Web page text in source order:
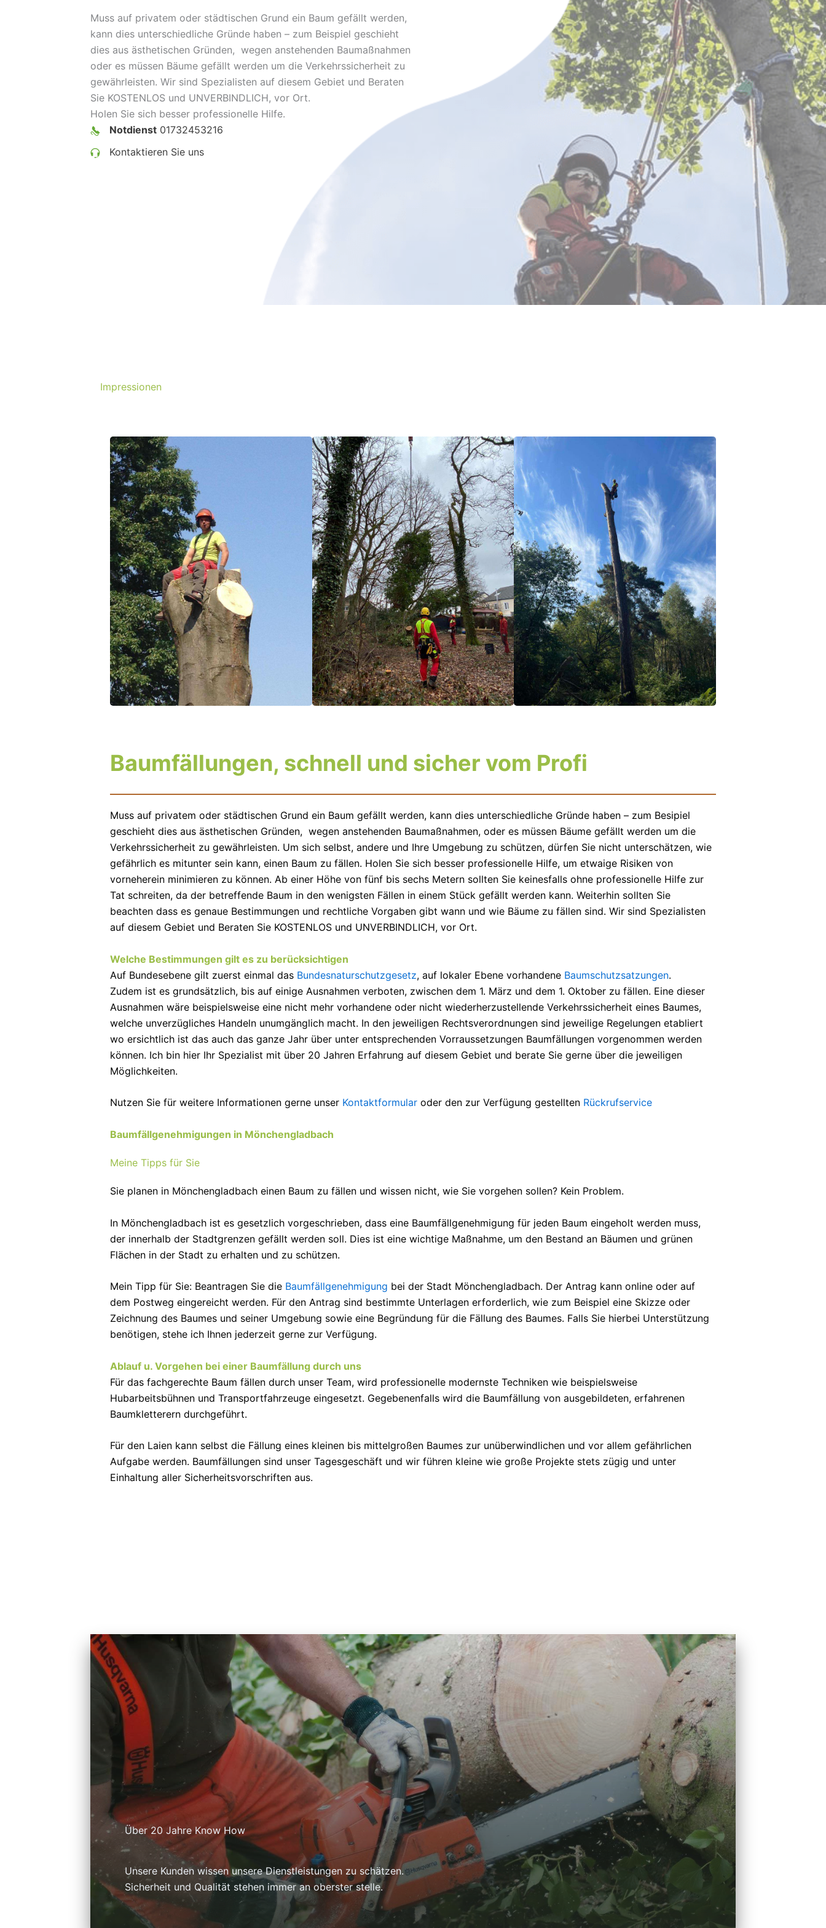
Muss auf privatem oder städtischen Grund ein Baum gefällt werden,
kann dies unterschiedliche Gründe haben – zum Beispiel geschieht
dies aus ästhetischen Gründen, wegen anstehenden Baumaßnahmen
oder es müssen Bäume gefällt werden um die Verkehrssicherheit zu
gewährleisten. Wir sind Spezialisten auf diesem Gebiet und Beraten
Sie KOSTENLOS und UNVERBINDLICH, vor Ort.
Holen Sie sich besser professionelle Hilfe.
Notdienst 01732453216
Kontaktieren Sie uns
Impressionen
Baumfällungen, schnell und sicher vom Profi
Muss auf privatem oder städtischen Grund ein Baum gefällt werden, kann dies unterschiedliche Gründe haben – zum Besipiel
geschieht dies aus ästhetischen Gründen, wegen anstehenden Baumaßnahmen, oder es müssen Bäume gefällt werden um die
Verkehrssicherheit zu gewährleisten. Um sich selbst, andere und Ihre Umgebung zu schützen, dürfen Sie nicht unterschätzen, wie
gefährlich es mitunter sein kann, einen Baum zu fällen. Holen Sie sich besser professionelle Hilfe, um etwaige Risiken von
vorneherein minimieren zu können. Ab einer Höhe von fünf bis sechs Metern sollten Sie keinesfalls ohne professionelle Hilfe zur
Tat schreiten, da der betreffende Baum in den wenigsten Fällen in einem Stück gefällt werden kann. Weiterhin sollten Sie
beachten dass es genaue Bestimmungen und rechtliche Vorgaben gibt wann und wie Bäume zu fällen sind. Wir sind Spezialisten
auf diesem Gebiet und Beraten Sie KOSTENLOS und UNVERBINDLICH, vor Ort.
Welche Bestimmungen gilt es zu berücksichtigen
Auf Bundesebene gilt zuerst einmal das Bundesnaturschutzgesetz, auf lokaler Ebene vorhandene Baumschutzsatzungen.
Zudem ist es grundsätzlich, bis auf einige Ausnahmen verboten, zwischen dem 1. März und dem 1. Oktober zu fällen. Eine dieser
Ausnahmen wäre beispielsweise eine nicht mehr vorhandene oder nicht wiederherzustellende Verkehrssicherheit eines Baumes,
welche unverzügliches Handeln unumgänglich macht. In den jeweiligen Rechtsverordnungen sind jeweilige Regelungen etabliert
wo ersichtlich ist das auch das ganze Jahr über unter entsprechenden Vorraussetzungen Baumfällungen vorgenommen werden
können. Ich bin hier Ihr Spezialist mit über 20 Jahren Erfahrung auf diesem Gebiet und berate Sie gerne über die jeweiligen
Möglichkeiten.
Nutzen Sie für weitere Informationen gerne unser Kontaktformular oder den zur Verfügung gestellten Rückrufservice
Baumfällgenehmigungen in Mönchengladbach
Meine Tipps für Sie
Sie planen in Mönchengladbach einen Baum zu fällen und wissen nicht, wie Sie vorgehen sollen? Kein Problem.
In Mönchengladbach ist es gesetzlich vorgeschrieben, dass eine Baumfällgenehmigung für jeden Baum eingeholt werden muss,
der innerhalb der Stadtgrenzen gefällt werden soll. Dies ist eine wichtige Maßnahme, um den Bestand an Bäumen und grünen
Flächen in der Stadt zu erhalten und zu schützen.
Mein Tipp für Sie: Beantragen Sie die Baumfällgenehmigung bei der Stadt Mönchengladbach. Der Antrag kann online oder auf
dem Postweg eingereicht werden. Für den Antrag sind bestimmte Unterlagen erforderlich, wie zum Beispiel eine Skizze oder
Zeichnung des Baumes und seiner Umgebung sowie eine Begründung für die Fällung des Baumes. Falls Sie hierbei Unterstützung
benötigen, stehe ich Ihnen jederzeit gerne zur Verfügung.
Ablauf u. Vorgehen bei einer Baumfällung durch uns
Für das fachgerechte Baum fällen durch unser Team, wird professionelle modernste Techniken wie beispielsweise
Hubarbeitsbühnen und Transportfahrzeuge eingesetzt. Gegebenenfalls wird die Baumfällung von ausgebildeten, erfahrenen
Baumkletterern durchgeführt.
Für den Laien kann selbst die Fällung eines kleinen bis mittelgroßen Baumes zur unüberwindlichen und vor allem gefährlichen
Aufgabe werden. Baumfällungen sind unser Tagesgeschäft und wir führen kleine wie große Projekte stets zügig und unter
Einhaltung aller Sicherheitsvorschriften aus.
Über 20 Jahre Know How
Unsere Kunden wissen unsere Dienstleistungen zu schätzen.
Sicherheit und Qualität stehen immer an oberster stelle.